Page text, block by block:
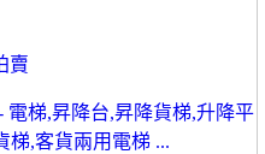
賣
電梯,昇降台,昇降貨梯,升降平
梯,客貨兩用電梯 ...